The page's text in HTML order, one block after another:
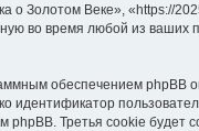
о Золотом Веке», «https://
во время любой из ваших
обеспечением phpBB
идентификатор
Третья cookie будет